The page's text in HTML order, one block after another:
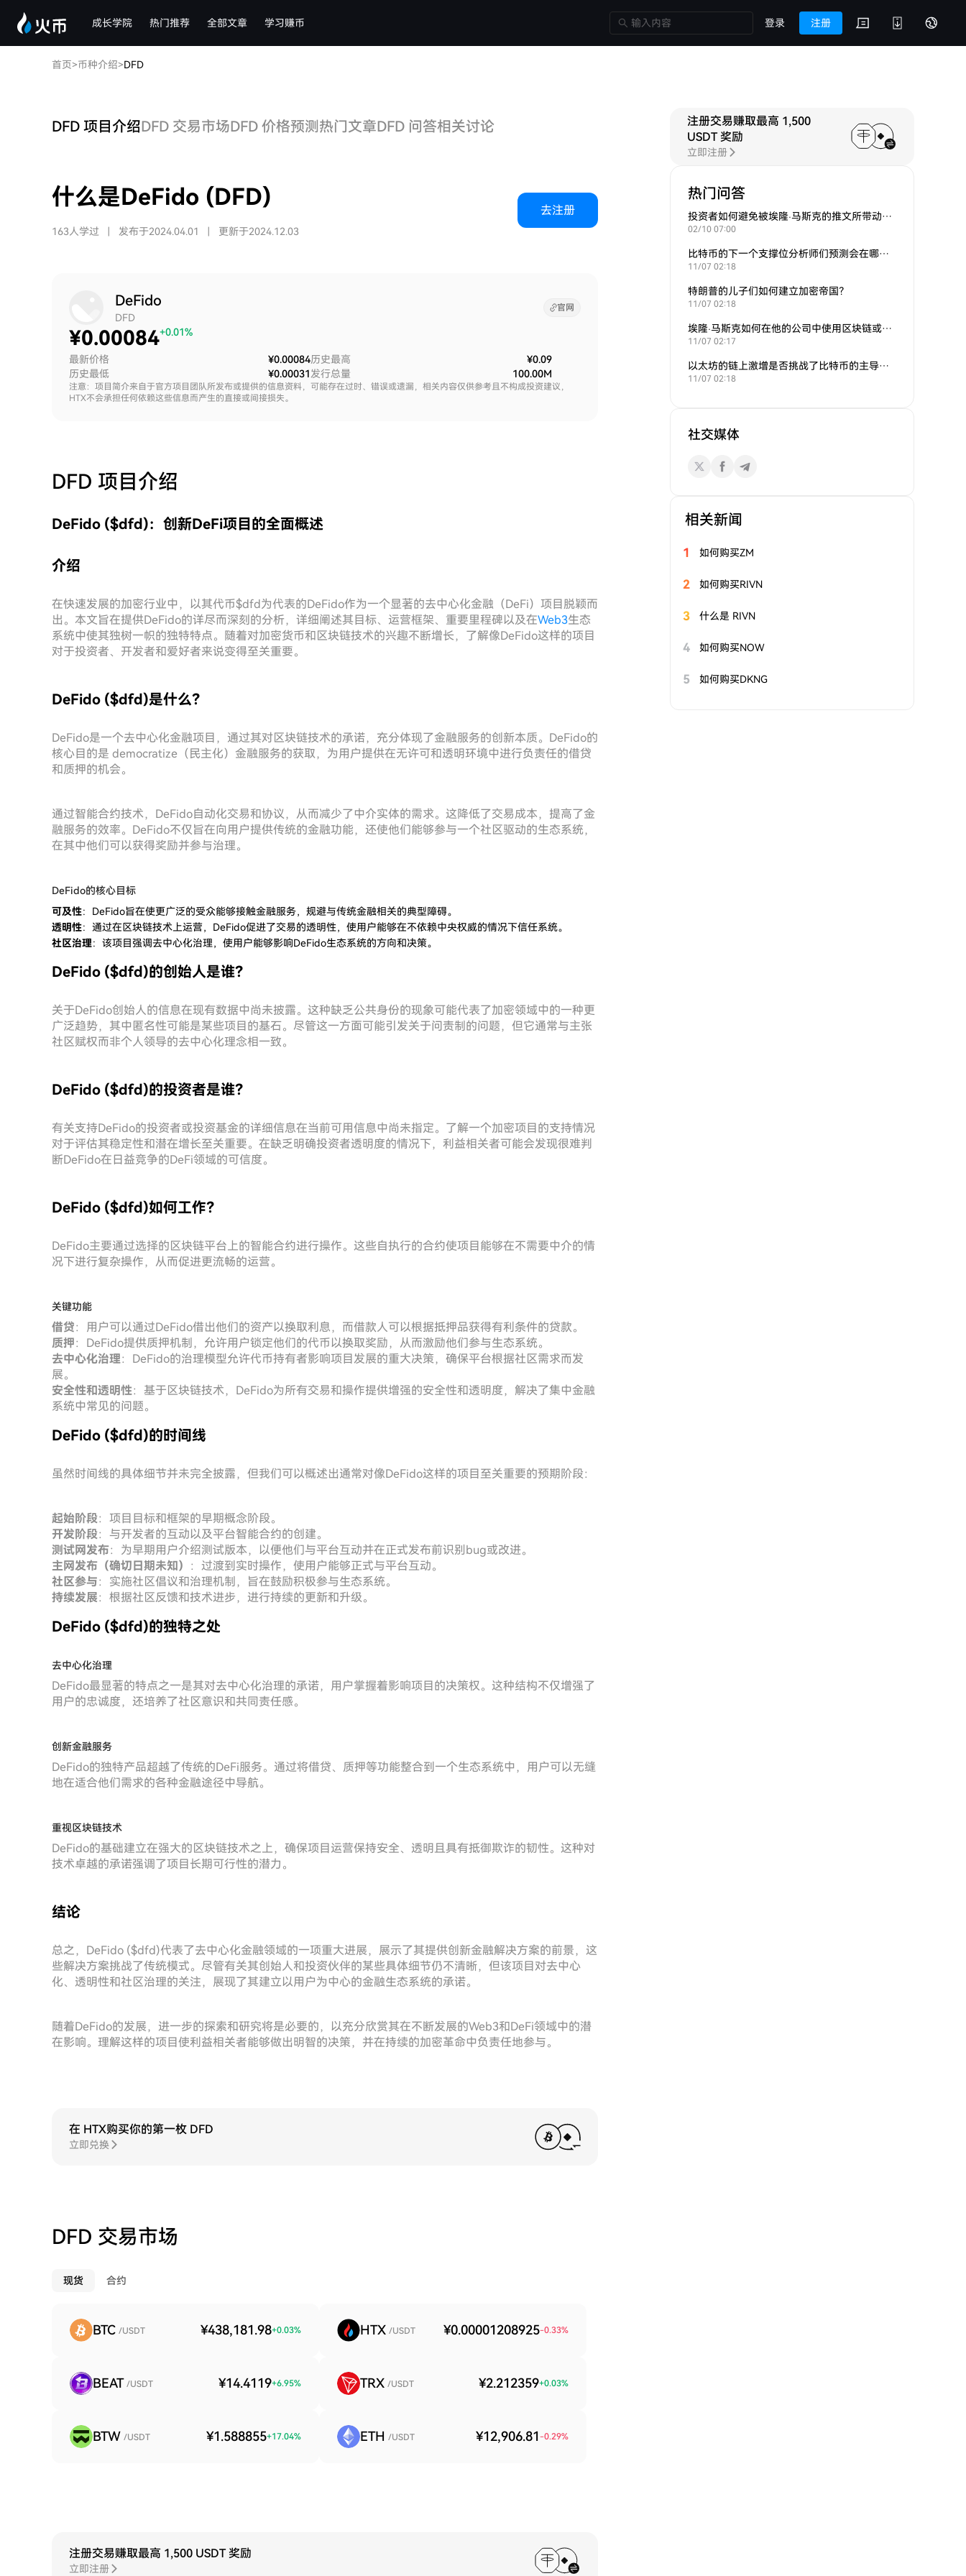
成长学院 热门推荐 全部文章 学习赚币 登录 注册
首页>币种介绍>DFD
DFD 项目介绍DFD 交易市场DFD 价格预测热门文章DFD 问答相关讨论
什么是DeFido (DFD)
163人学过 发布于2024.04.01 更新于2024.12.03
去注册
DeFido
DFD
官网
¥0.00084+0.01%
最新价格
¥0.00084
历史最低
¥0.00031
历史最高
¥0.09
发行总量
100.00M
注意：项目简介来自于官方项目团队所发布或提供的信息资料，可能存在过时、错误或遗漏，相关内容仅供参考且不构成投资建议，
HTX不会承担任何依赖这些信息而产生的直接或间接损失。
DFD 项目介绍
DeFido ($dfd)：创新DeFi项目的全面概述
介绍
在快速发展的加密行业中，以其代币$dfd为代表的DeFido作为一个显著的去中心化金融（DeFi）项目脱颖而
出。本文旨在提供DeFido的详尽而深刻的分析，详细阐述其目标、运营框架、重要里程碑以及在Web3生态
系统中使其独树一帜的独特特点。随着对加密货币和区块链技术的兴趣不断增长，了解像DeFido这样的项目
对于投资者、开发者和爱好者来说变得至关重要。
DeFido ($dfd)是什么？
DeFido是一个去中心化金融项目，通过其对区块链技术的承诺，充分体现了金融服务的创新本质。DeFido的
核心目的是 democratize（民主化）金融服务的获取，为用户提供在无许可和透明环境中进行负责任的借贷
和质押的机会。
通过智能合约技术，DeFido自动化交易和协议，从而减少了中介实体的需求。这降低了交易成本，提高了金
融服务的效率。DeFido不仅旨在向用户提供传统的金融功能，还使他们能够参与一个社区驱动的生态系统，
在其中他们可以获得奖励并参与治理。
DeFido的核心目标
可及性：DeFido旨在使更广泛的受众能够接触金融服务，规避与传统金融相关的典型障碍。
透明性：通过在区块链技术上运营，DeFido促进了交易的透明性，使用户能够在不依赖中央权威的情况下信任系统。
社区治理：该项目强调去中心化治理，使用户能够影响DeFido生态系统的方向和决策。
DeFido ($dfd)的创始人是谁？
关于DeFido创始人的信息在现有数据中尚未披露。这种缺乏公共身份的现象可能代表了加密领域中的一种更
广泛趋势，其中匿名性可能是某些项目的基石。尽管这一方面可能引发关于问责制的问题，但它通常与主张
社区赋权而非个人领导的去中心化理念相一致。
DeFido ($dfd)的投资者是谁？
有关支持DeFido的投资者或投资基金的详细信息在当前可用信息中尚未指定。了解一个加密项目的支持情况
对于评估其稳定性和潜在增长至关重要。在缺乏明确投资者透明度的情况下，利益相关者可能会发现很难判
断DeFido在日益竞争的DeFi领域的可信度。
DeFido ($dfd)如何工作？
DeFido主要通过选择的区块链平台上的智能合约进行操作。这些自执行的合约使项目能够在不需要中介的情
况下进行复杂操作，从而促进更流畅的运营。
关键功能
借贷：用户可以通过DeFido借出他们的资产以换取利息，而借款人可以根据抵押品获得有利条件的贷款。
质押：DeFido提供质押机制，允许用户锁定他们的代币以换取奖励，从而激励他们参与生态系统。
去中心化治理：DeFido的治理模型允许代币持有者影响项目发展的重大决策，确保平台根据社区需求而发
展。
安全性和透明性：基于区块链技术，DeFido为所有交易和操作提供增强的安全性和透明度，解决了集中金融
系统中常见的问题。
DeFido ($dfd)的时间线
虽然时间线的具体细节并未完全披露，但我们可以概述出通常对像DeFido这样的项目至关重要的预期阶段：
起始阶段：项目目标和框架的早期概念阶段。
开发阶段：与开发者的互动以及平台智能合约的创建。
测试网发布：为早期用户介绍测试版本，以便他们与平台互动并在正式发布前识别bug或改进。
主网发布（确切日期未知）
：过渡到实时操作，使用户能够正式与平台互动。
社区参与：实施社区倡议和治理机制，旨在鼓励积极参与生态系统。
持续发展：根据社区反馈和技术进步，进行持续的更新和升级。
DeFido ($dfd)的独特之处
去中心化治理
DeFido最显著的特点之一是其对去中心化治理的承诺，用户掌握着影响项目的决策权。这种结构不仅增强了
用户的忠诚度，还培养了社区意识和共同责任感。
创新金融服务
DeFido的独特产品超越了传统的DeFi服务。通过将借贷、质押等功能整合到一个生态系统中，用户可以无缝
地在适合他们需求的各种金融途径中导航。
重视区块链技术
DeFido的基础建立在强大的区块链技术之上，确保项目运营保持安全、透明且具有抵御欺诈的韧性。这种对
技术卓越的承诺强调了项目长期可行性的潜力。
结论
总之，DeFido ($dfd)代表了去中心化金融领域的一项重大进展，展示了其提供创新金融解决方案的前景，这
些解决方案挑战了传统模式。尽管有关其创始人和投资伙伴的某些具体细节仍不清晰，但该项目对去中心
化、透明性和社区治理的关注，展现了其建立以用户为中心的金融生态系统的承诺。
随着DeFido的发展，进一步的探索和研究将是必要的，以充分欣赏其在不断发展的Web3和DeFi领域中的潜
在影响。理解这样的项目使利益相关者能够做出明智的决策，并在持续的加密革命中负责任地参与。
在 HTX购买你的第一枚 DFD
立即兑换
DFD 交易市场
现货 合约
BTC /USDT ¥438,181.98+0.03% HTX /USDT ¥0.00001208925-0.33%
BEAT /USDT ¥14.4119+6.95% TRX /USDT ¥2.212359+0.03%
BTW /USDT ¥1.588855+17.04% ETH /USDT ¥12,906.81 -0.29%
注册交易赚取最高 1,500 USDT 奖励
立即注册
注册交易赚取最高 1,500
USDT 奖励
立即注册
热门问答
投资者如何避免被埃隆·马斯克的推文所带动的炒作？
02/10 07:00
比特币的下一个支撑位分析师们预测会在哪里？
11/07 02:18
特朗普的儿子们如何建立加密帝国？
11/07 02:18
埃隆·马斯克如何在他的公司中使用区块链或加密货币？
11/07 02:17
以太坊的链上激增是否挑战了比特币的主导地位？
11/07 02:18
社交媒体
相关新闻
1 如何购买ZM
2 如何购买RIVN
3 什么是 RIVN
4 如何购买NOW
5 如何购买DKNG